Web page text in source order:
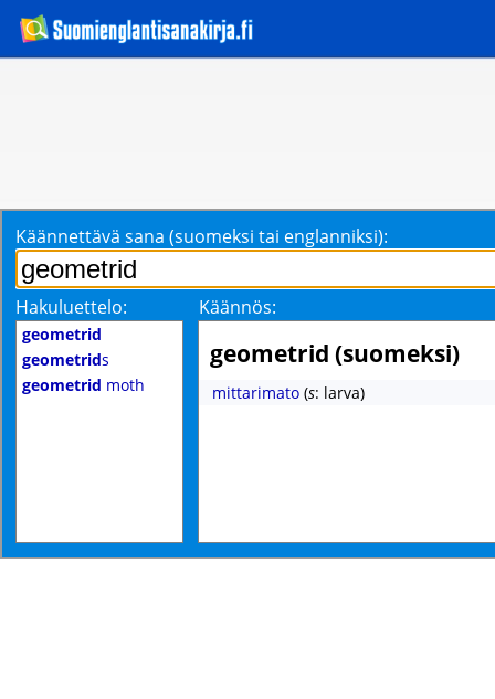
Käännettävä sana (suomeksi tai englanniksi):
Hakuluettelo: Käännös:
geometrid
geometrids
geometrid moth
geometrid (suomeksi)
mittarimato (s: larva)